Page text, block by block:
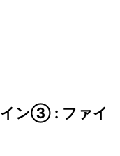
イン③ : ファイ